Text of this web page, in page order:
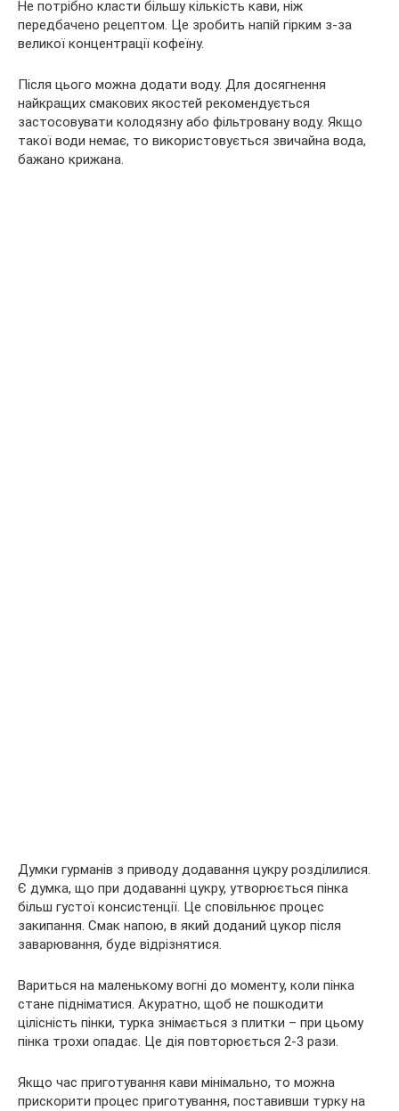
Не потрібно класти більшу кількість кави, ніж
передбачено рецептом. Це зробить напій гірким з-за
великої концентрації кофеїну.
Після цього можна додати воду. Для досягнення
найкращих смакових якостей рекомендується
застосовувати колодязну або фільтровану воду. Якщо
такої води немає, то використовується звичайна вода,
бажано крижана.
Думки гурманів з приводу додавання цукру розділилися.
Є думка, що при додаванні цукру, утворюється пінка
більш густої консистенції. Це сповільнює процес
закипання. Смак напою, в який доданий цукор після
заварювання, буде відрізнятися.
Вариться на маленькому вогні до моменту, коли пінка
стане підніматися. Акуратно, щоб не пошкодити
цілісність пінки, турка знімається з плитки – при цьому
пінка трохи опадає. Це дія повторюється 2-3 рази.
Якщо час приготування кави мінімально, то можна
прискорити процес приготування, поставивши турку на